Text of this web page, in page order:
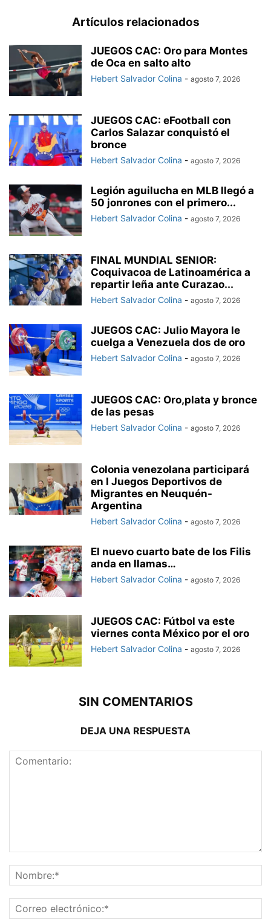
Artículos relacionados
JUEGOS CAC: Oro para Montes
de Oca en salto alto
Hebert Salvador Colina - agosto 7, 2026
JUEGOS CAC: eFootball con
Carlos Salazar conquistó el
bronce
Hebert Salvador Colina - agosto 7, 2026
Legión aguilucha en MLB llegó a
50 jonrones con el primero...
Hebert Salvador Colina - agosto 7, 2026
FINAL MUNDIAL SENIOR:
Coquivacoa de Latinoamérica a
repartir leña ante Curazao...
Hebert Salvador Colina - agosto 7, 2026
JUEGOS CAC: Julio Mayora le
cuelga a Venezuela dos de oro
Hebert Salvador Colina - agosto 7, 2026
JUEGOS CAC: Oro,plata y bronce
de las pesas
Hebert Salvador Colina - agosto 7, 2026
Colonia venezolana participará
en I Juegos Deportivos de
Migrantes en Neuquén-
Argentina
Hebert Salvador Colina - agosto 7, 2026
El nuevo cuarto bate de los Filis
anda en llamas…
Hebert Salvador Colina - agosto 7, 2026
JUEGOS CAC: Fútbol va este
viernes conta México por el oro
Hebert Salvador Colina - agosto 7, 2026
SIN COMENTARIOS
DEJA UNA RESPUESTA